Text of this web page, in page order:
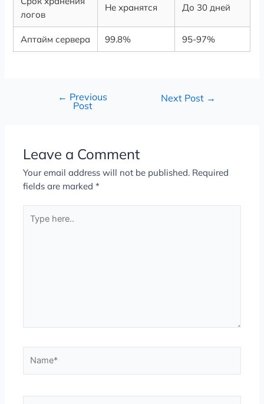
логов
Не хранятся До 30 дней
Аптайм сервера 99.8% 95-97%
← Previous
Post
Next Post →
Leave a Comment
Your email address will not be published. Required
fields are marked*
here..